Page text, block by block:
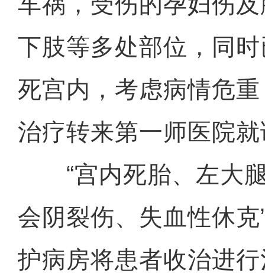
下肢等多处部位，同
死宫内，考虑病情危
治疗转来第一师医院
“宫内死胎、左大腿
会阴裂伤、失血性休
护病房将患者收治进